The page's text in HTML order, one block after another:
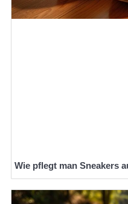
Wie pflegt man Sneakers